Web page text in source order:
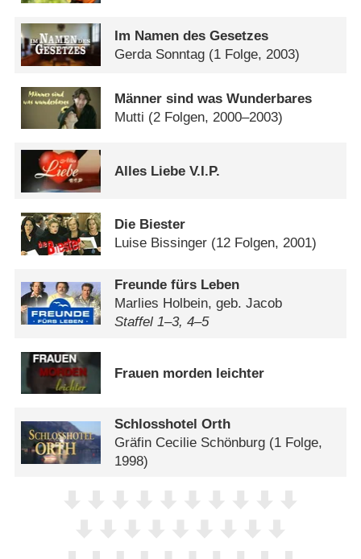
Im Namen des Gesetzes
Gerda Sonntag (1 Folge, 2003)
Männer sind was Wunderbares
Mutti (2 Folgen, 2000–2003)
Alles Liebe V.I.P.
Die Biester
Luise Bissinger (12 Folgen, 2001)
Freunde fürs Leben
Marlies Holbein, geb. Jacob
Staffel 1⁠–⁠3, 4⁠–⁠5
Frauen morden leichter
Schlosshotel Orth
Gräfin Cecilie Schönburg (1 Folge,
1998)